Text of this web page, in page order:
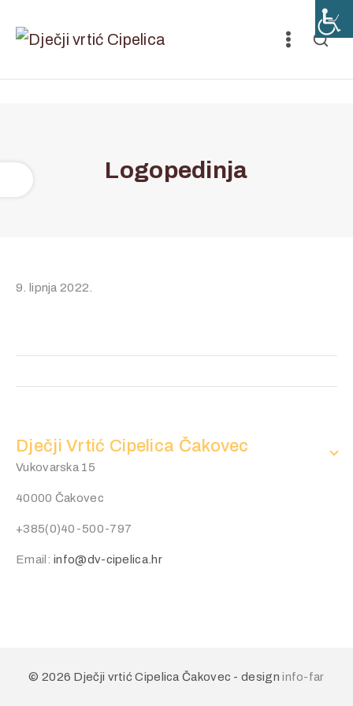
Logopedinja
9. lipnja 2022.
Dječji Vrtić Cipelica Čakovec
Vukovarska 15
40000 Čakovec
+385(0)40-500-797
Email:info@dv-cipelica.hr
© 2026 Dječji vrtić Cipelica Čakovec - designinfo-far